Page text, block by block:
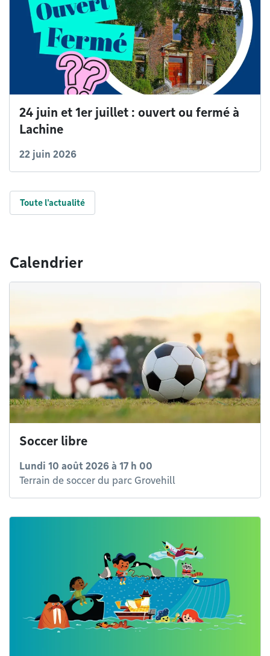
24 juin et 1er juillet : ouvert ou fermé à
Lachine
22 juin 2026
Toute l'actualité
Calendrier
Soccer libre
Lundi 10 août 2026 à 17 h 00
Terrain de soccer du parc Grovehill